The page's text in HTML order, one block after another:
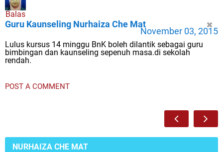
Balas
Guru Kaunseling Nurhaiza Che Mat
November 03, 2015
Lulus kursus 14 minggu BnK boleh dilantik sebagai guru
bimbingan dan kaunseling sepenuh masa.di sekolah
rendah.
POST A COMMENT
NURHAIZA CHE MAT